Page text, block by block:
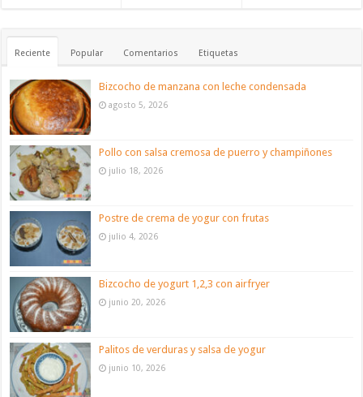
Reciente Popular Comentarios Etiquetas
Bizcocho de manzana con leche condensada
agosto 5, 2026
Pollo con salsa cremosa de puerro y champiñones
julio 18, 2026
Postre de crema de yogur con frutas
julio 4, 2026
Bizcocho de yogurt 1,2,3 con airfryer
junio 20, 2026
Palitos de verduras y salsa de yogur
junio 10, 2026